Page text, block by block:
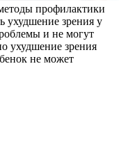
профилактики
ухудшение зрения у
и не могут
ухудшение зрения
не может